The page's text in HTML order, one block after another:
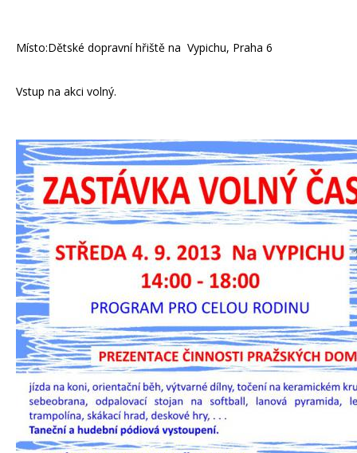
Místo:Dětské dopravní hřiště na Vypichu, Praha 6
Vstup na akci volný.